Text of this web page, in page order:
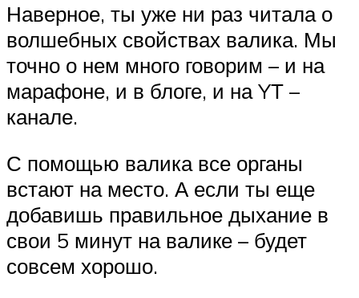
Наверное, ты уже ни раз читала о
волшебных свойствах валика. Мы
точно о нем много говорим – и на
марафоне, и в блоге, и на YТ –
канале.
С помощью валика все органы
встают на место. А если ты еще
добавишь правильное дыхание в
свои 5 минут на валике – будет
совсем хорошо.